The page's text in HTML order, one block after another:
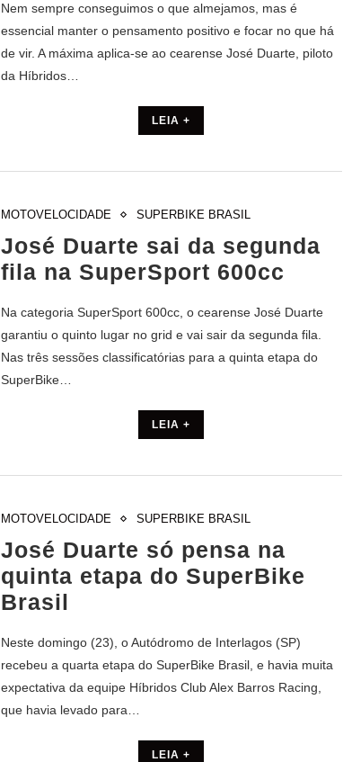
Nem sempre conseguimos o que almejamos, mas é
essencial manter o pensamento positivo e focar no que há
de vir. A máxima aplica-se ao cearense José Duarte, piloto
da Híbridos…
LEIA +
MOTOVELOCIDADE SUPERBIKE BRASIL
José Duarte sai da segunda
fila na SuperSport 600cc
Na categoria SuperSport 600cc, o cearense José Duarte
garantiu o quinto lugar no grid e vai sair da segunda fila.
Nas três sessões classificatórias para a quinta etapa do
SuperBike…
LEIA +
MOTOVELOCIDADE SUPERBIKE BRASIL
José Duarte só pensa na
quinta etapa do SuperBike
Brasil
Neste domingo (23), o Autódromo de Interlagos (SP)
recebeu a quarta etapa do SuperBike Brasil, e havia muita
expectativa da equipe Híbridos Club Alex Barros Racing,
que havia levado para…
LEIA +